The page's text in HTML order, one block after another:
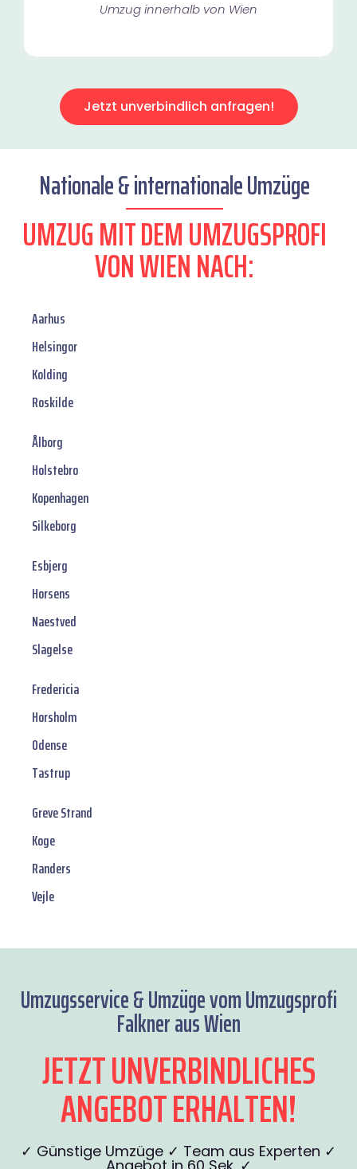
Umzug innerhalb von Wien​
Jetzt unverbindlich anfragen!
Nationale & internationale Umzüge
UMZUG MIT DEM UMZUGSPROFI
VON WIEN NACH:
Aarhus
Helsingor
Kolding
Roskilde
Ålborg
Holstebro
Kopenhagen
Silkeborg
Esbjerg
Horsens
Naestved
Slagelse
Fredericia
Horsholm
Odense
Tastrup
Greve Strand
Koge
Randers
Vejle
Umzugsservice & Umzüge vom Umzugsprofi
Falkner aus Wien
JETZT UNVERBINDLICHES
ANGEBOT ERHALTEN!
✓ Günstige Umzüge ✓ Team aus Experten ✓